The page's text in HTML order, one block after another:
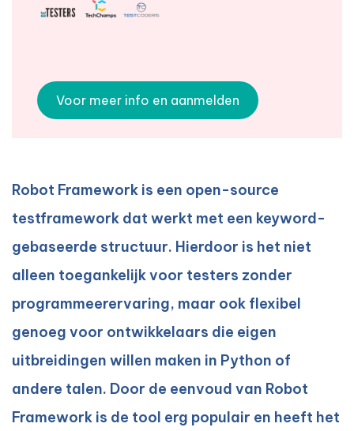
Voor meer info en aanmelden
Robot Framework is een open-source
testframework dat werkt met een keyword-
gebaseerde structuur. Hierdoor is het niet
alleen toegankelijk voor testers zonder
programmeerervaring, maar ook flexibel
genoeg voor ontwikkelaars die eigen
uitbreidingen willen maken in Python of
andere talen. Door de eenvoud van Robot
Framework is de tool erg populair en heeft het